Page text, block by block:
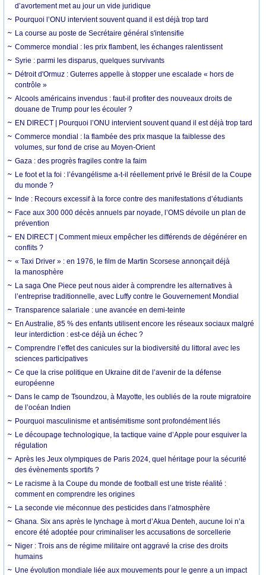
d’avortement met au jour un vide juridique
Pourquoi l’ONU intervient souvent quand il est déjà trop tard
La course au poste de Secrétaire général s'intensifie
Commerce mondial : les prix flambent, les échanges ralentissent
Syrie : parmi les disparus, quelques survivants
Détroit d'Ormuz : Guterres appelle à stopper une escalade « hors de
contrôle »
Alcools américains invendus : faut-il profiter des nouveaux droits de
douane de Trump pour les écouler ?
EN DIRECT | Pourquoi l’ONU intervient souvent quand il est déjà trop tard
Commerce mondial : la flambée des prix masque la faiblesse des
volumes, sur fond de crise au Moyen-Orient
Gaza : des progrès fragiles contre la faim
Le foot et la foi : l’évangélisme a-t-il réellement privé le Brésil de la Coupe
du monde ?
Inde : Recours excessif à la force contre des manifestations d’étudiants
Face aux 300 000 décès annuels par noyade, l’OMS dévoile un plan de
prévention
EN DIRECT | Comment mieux empêcher les différends de dégénérer en
conflits ?
« Taxi Driver » : en 1976, le film de Martin Scorsese annonçait déjà
la manosphère
La saga One Piece peut nous aider à comprendre les alternatives à
l’entreprise traditionnelle, avec Luffy contre le Gouvernement Mondial
Transparence salariale : une avancée en demi-teinte
En Australie, 85 % des enfants utilisent encore les réseaux sociaux malgré
leur interdiction : est-ce déjà un échec ?
Comprendre l’effet des canicules sur la biodiversité du littoral avec les
sciences participatives
Ce que la crise politique en Ukraine dit de l’avenir de la défense
européenne
Dans le camp de Tsoundzou, à Mayotte, les oubliés de la route migratoire
de l’océan Indien
Pourquoi masculinisme et antisémitisme sont profondément liés
Le découpage technologique, la tactique vaine d’Apple pour esquiver la
régulation
Après les Jeux olympiques de Paris 2024, quel héritage pour la sécurité
des évènements sportifs ?
Le racisme à la Coupe du monde de football est une triste réalité :
comment en comprendre les origines
La seconde vie méconnue des pesticides dans l’atmosphère
Ghana. Six ans après le lynchage à mort d’Akua Denteh, aucune loi n’a
encore été adoptée pour criminaliser les accusations de sorcellerie
Niger : Trois ans de régime militaire ont aggravé la crise des droits
humains
Une évolution mondiale liée aux mouvements pour le genre a un impact